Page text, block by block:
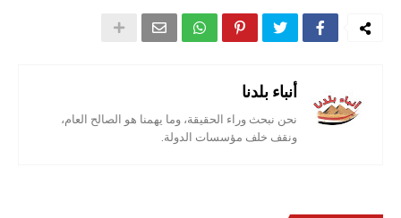
أنباء بلدنا
نحن نبحث وراء الحقيقة، وما يهمنا هو الصالح العام،
ونقف خلف مؤسسات الدولة.